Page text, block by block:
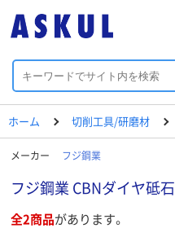
ホーム 切削工具/研磨材
メーカー フジ鋼業
フジ鋼業 CBNダイヤ砥
全2商品があります。